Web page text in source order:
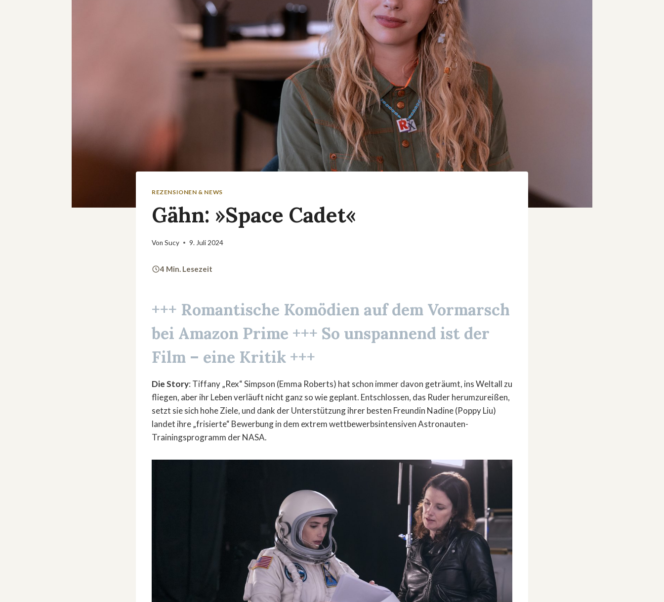
REZENSIONEN & NEWS
Gähn: »Space Cadet«
Von Sucy 9. Juli 2024
4 Min. Lesezeit
+++ Romantische Komödien auf dem Vormarsch
bei Amazon Prime +++ So unspannend ist der
Film – eine Kritik +++
Die Story: Tiffany „Rex“ Simpson (Emma Roberts) hat schon immer davon geträumt, ins Weltall zu
fliegen, aber ihr Leben verläuft nicht ganz so wie geplant. Entschlossen, das Ruder herumzureißen,
setzt sie sich hohe Ziele, und dank der Unterstützung ihrer besten Freundin Nadine (Poppy Liu)
landet ihre „frisierte“ Bewerbung in dem extrem wettbewerbsintensiven Astronauten-
Trainingsprogramm der NASA.